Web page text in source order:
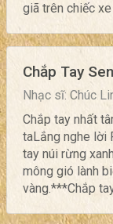
giã trên chiếc
Chắp Tay
Nhạc sĩ: Chúc
Chắp tay nhất
taLắng nghe lời
tay núi rừng
mông gió lành
vàng.***Chắp